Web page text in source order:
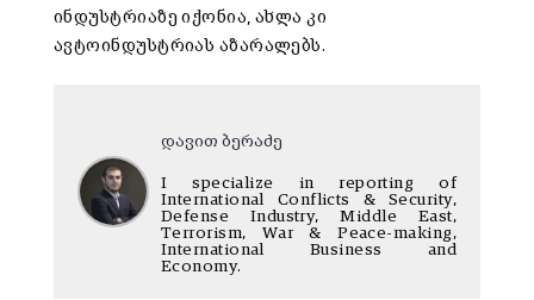
ინდუსტრიაზე იქონია, ახლა კი
ავტოინდუსტრიას აზარალებს.
დავით ბერაძე
I specialize in reporting of
International Conflicts & Security,
Defense Industry, Middle East,
Terrorism, War & Peace-making,
International Business and
Economy.